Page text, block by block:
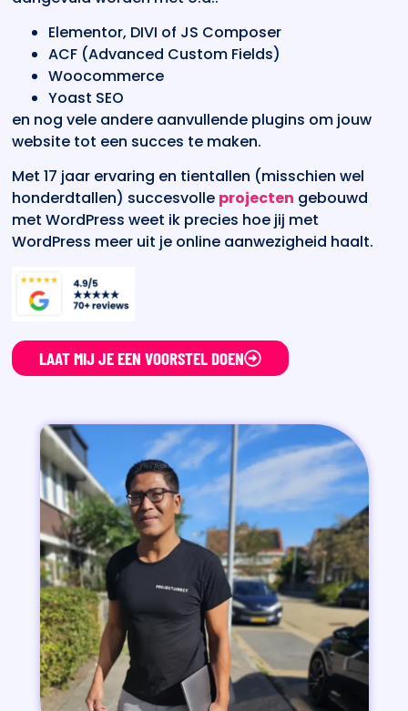
Elementor, DIVI of JS Composer
ACF (Advanced Custom Fields)
Woocommerce
Yoast SEO
en nog vele andere aanvullende plugins om jouw
website tot een succes te maken.
Met 17 jaar ervaring en tientallen (misschien wel
honderdtallen) succesvolle projecten gebouwd
met WordPress weet ik precies hoe jij met
WordPress meer uit je online aanwezigheid haalt.
LAAT MIJ JE EEN VOORSTEL DOEN